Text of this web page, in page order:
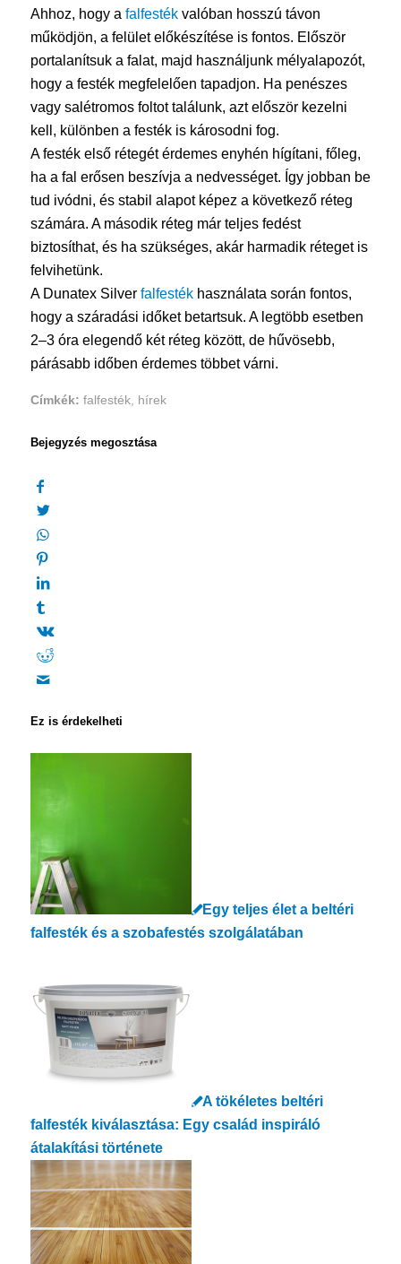
Ahhoz, hogy a falfestékvalóban hosszú távon
működjön, a felület előkészítése is fontos. Először
portalanítsuk a falat, majd használjunk mélyalapozót,
hogy a festék megfelelően tapadjon. Ha penészes
vagy salétromos foltot találunk, azt először kezelni
kell, különben a festék is károsodni fog.
A festék első rétegét érdemes enyhén hígítani, főleg,
ha a fal erősen beszívja a nedvességet. Így jobban be
tud ivódni, és stabil alapot képez a következő réteg
számára. A második réteg már teljes fedést
biztosíthat, és ha szükséges, akár harmadik réteget is
felvihetünk.
A Dunatex Silver falfestékhasználata során fontos,
hogy a száradási időket betartsuk. A legtöbb esetben
2–3 óra elegendő két réteg között, de hűvösebb,
párásabb időben érdemes többet várni.
Címkék: falfesték, hírek
Bejegyzés megosztása
Ez is érdekelheti
Egy teljes élet a beltéri
falfesték és a szobafestés szolgálatában
A tökéletes beltéri
falfesték kiválasztása: Egy család inspiráló
átalakítási története